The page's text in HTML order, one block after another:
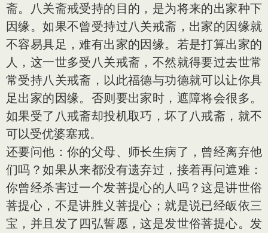
斋。八关斋戒受持的目的，是为将来的出家种下
因缘。如果不曾受持过八关戒斋，出家的因缘就
不容易具足，难有出家的因缘。若是打算出家的
人，这一世多受八关戒斋，不然就得要过去世常
常受持八关戒斋，以此福德与功德就可以让你具
足出家的因缘。否则要出家时，遮障将会很多。
如果受了八戒斋却投机取巧，坏了八戒斋，就不
可以受优婆塞戒。
还要问他：你的父母、师长生病了，曾经离弃他
们吗？如果从来都没有遗弃过，接着再问遮难：
你曾经杀害过一个发菩提心的人吗？这是讲世俗
菩提心，不是讲胜义菩提心；就是说已经皈依三
宝，并且发了四弘誓愿，这是发世俗菩提心。发